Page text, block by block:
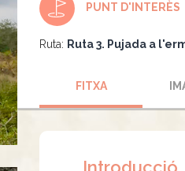
PUNT D'INTERÈS
Ruta: Ruta 3. Pujada a
FITXA